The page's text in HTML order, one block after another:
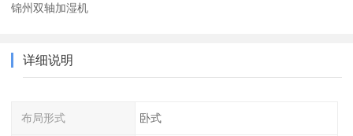
锦州双轴加湿机
详细说明
布局形式 卧式